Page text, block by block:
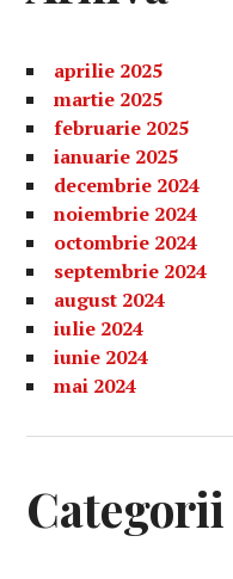
aprilie 2025
martie 2025
februarie 2025
ianuarie 2025
decembrie 2024
noiembrie 2024
octombrie 2024
septembrie 2024
august 2024
iulie 2024
iunie 2024
mai 2024
Categorii